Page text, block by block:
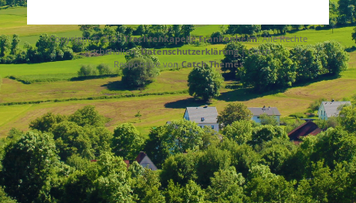
Copyright © 2026Trachtenkapelle Frankenheim. Alle Rechte
vorbehalten.Datenschutzerklärung| Catch
Responsive vonCatch Themes